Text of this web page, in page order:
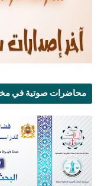
محاضرات صوتية في